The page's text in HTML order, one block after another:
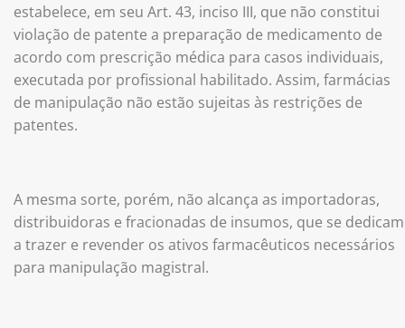
estabelece, em seu Art. 43, inciso III, que não constitui
violação de patente a preparação de medicamento de
acordo com prescrição médica para casos individuais,
executada por profissional habilitado. Assim, farmácias
de manipulação não estão sujeitas às restrições de
patentes.
A mesma sorte, porém, não alcança as importadoras,
distribuidoras e fracionadas de insumos, que se dedicam
a trazer e revender os ativos farmacêuticos necessários
para manipulação magistral.